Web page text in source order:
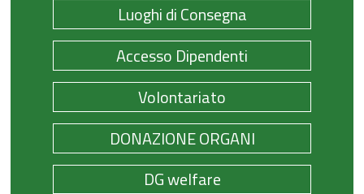
Luoghi di Consegna
Accesso Dipendenti
Volontariato
DONAZIONE ORGANI
DG welfare